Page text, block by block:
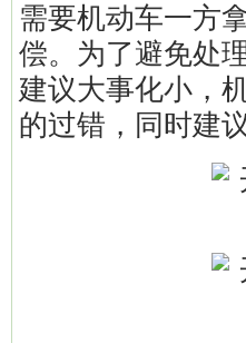
需要机动车一方
偿。为了避免处
建议大事化小，
的过错，同时建